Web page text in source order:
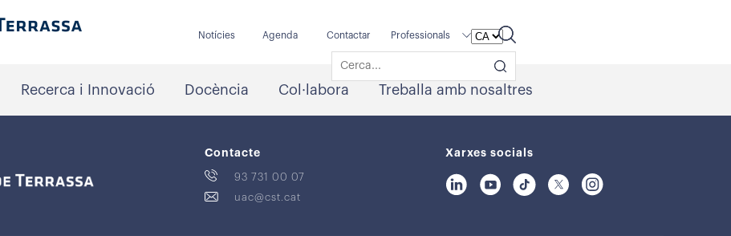
Notícies Agenda Contactar Professionals
Recerca i Innovació Docència Col·labora Treballa amb nosaltres
Contacte
93 731 00 07
uac@cst.cat
Xarxes socials